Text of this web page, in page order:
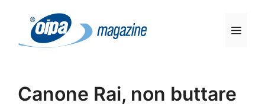
contenuto
Canone Rai, non buttare